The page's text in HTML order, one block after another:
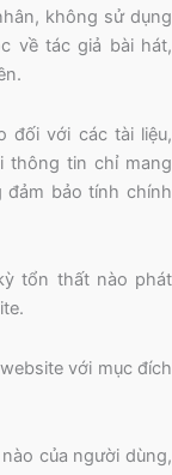
không sử dụng
về tác giả bài hát,
đối với các tài liệu,
thông tin chỉ mang
bảo tính chính
tổn thất nào phát
với mục đích
của người dùng,